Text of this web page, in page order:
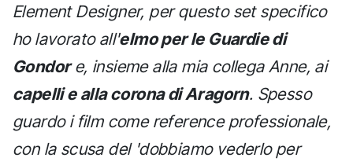
Element Designer, per questo set specifico
ho lavorato all'elmo per le Guardie di
Gondore, insieme alla mia collega Anne, ai
capelli e alla corona di Aragorn. Spesso
guardo i film come reference professionale,
con la scusa del 'dobbiamo vederlo per